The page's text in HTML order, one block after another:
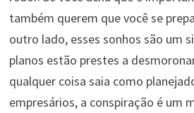
também querem que você se
outro lado, esses sonhos são um
planos estão prestes a
qualquer coisa saia como
empresários, a conspiração é um